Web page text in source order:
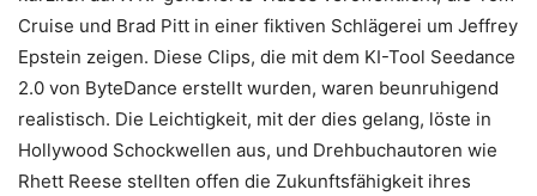
Cruise und Brad Pitt in einer fiktiven Schlägerei um Jeffrey
Epstein zeigen. Diese Clips, die mit dem KI-Tool Seedance
2.0 von ByteDance erstellt wurden, waren beunruhigend
realistisch. Die Leichtigkeit, mit der dies gelang, löste in
Hollywood Schockwellen aus, und Drehbuchautoren wie
Rhett Reese stellten offen die Zukunftsfähigkeit ihres